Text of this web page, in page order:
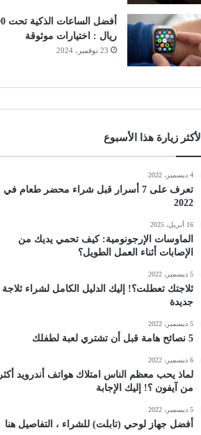
أفضل
ريال : اختيارات موثوقة
23 نوفمبر، 2024
الأكثر زيارة هذا الأسبوع
4 ديسمبر، 2022
تعرف على 7 أسرار قبل شراء محضر طعام في
2022
16 أبريل، 2025
الماوسات الإرجونومية: كيف تحمي يديك من
الإصابات أثناء العمل الطويل؟
5 ديسمبر، 2022
ثلاجتك تعطلت؟! إليك الدليل الكامل لشراء ثلاجة
جديدة
5 ديسمبر، 2022
5 نصائح هامة قبل أن تشتري لعبة لطفلك
6 ديسمبر، 2022
لماذ يحب معظم الناس امتلاك هواتف أندرويد أكثر
من آيفون ؟! إليك الإجابة
5 ديسمبر، 2022
أفضل جهاز لوحي (تابلت) للشراء ، التفاصيل هنا